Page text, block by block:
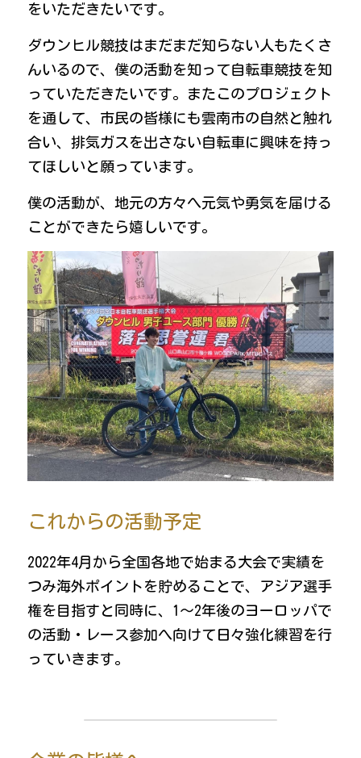
をいただきたいです。
ダウンヒル競技はまだまだ知らない人もたくさ
んいるので、僕の活動を知って自転車競技を知
っていただきたいです。またこのプロジェクト
を通して、市民の皆様にも雲南市の自然と触れ
合い、排気ガスを出さない自転車に興味を持っ
てほしいと願っています。
僕の活動が、地元の方々へ元気や勇気を届ける
ことができたら嬉しいです。
これからの活動予定
2022年4月から全国各地で始まる大会で実績を
つみ海外ポイントを貯めることで、アジア選手
権を目指すと同時に、1～2年後のヨーロッパで
の活動・レース参加へ向けて日々強化練習を行
っていきます。